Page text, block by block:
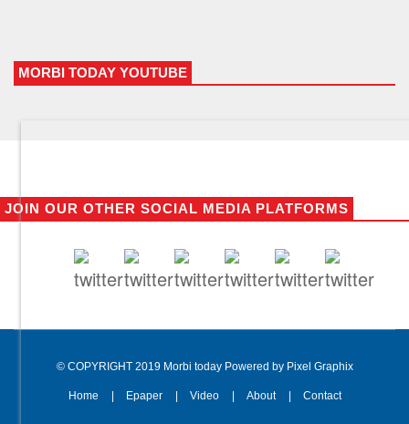
MORBI TODAY YOUTUBE
JOIN OUR OTHER SOCIAL MEDIA PLATFORMS
© COPYRIGHT 2019 Morbi today Powered by Pixel Graphix
Home Epaper Video About Contact